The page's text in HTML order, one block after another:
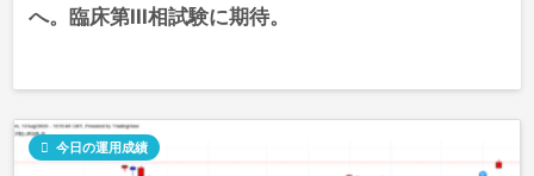
へ。臨床第III相試験に期待。
 今日の運用成績